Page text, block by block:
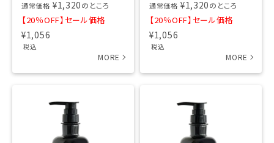
通常価格 ¥1,320のところ
【20％OFF】セール価格
¥1,056
税込
通常価格 ¥1,320のところ
【20％OFF】セール価格
¥1,056
税込